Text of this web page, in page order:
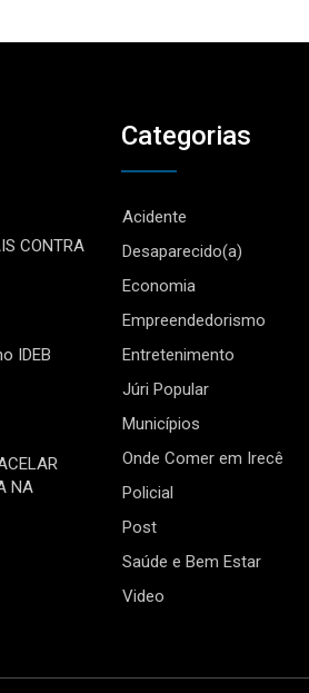
CONTRA
IDEB
NA
Categorias
Acidente
Desaparecido(a)
Economia
Empreendedorismo
Entretenimento
Júri Popular
Municípios
Onde Comer em Irecê
Policial
Post
Saúde e Bem Estar
Video